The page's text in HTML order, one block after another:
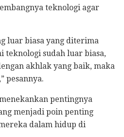
teknologi agar
luar biasa yang diterima
teknologi sudah luar biasa,
akhlak yang baik, maka
pesannya.
pentingnya
menjadi poin penting
dalam hidup di